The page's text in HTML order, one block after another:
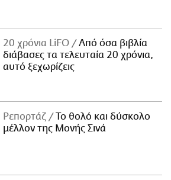
20 χρόνια LiFO
Από όσα βιβλία
διάβασες τα τελευταία 20 χρόνια,
αυτό ξεχωρίζεις
Ρεπορτάζ
Το θολό και δύσκολο
μέλλον της Μονής Σινά